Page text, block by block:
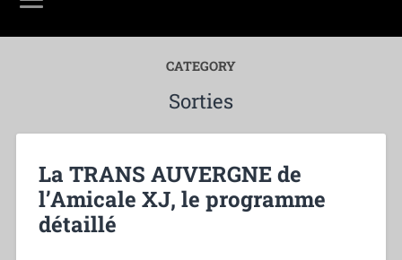
CATEGORY
Sorties
La TRANS AUVERGNE de
l’Amicale XJ, le programme
détaillé